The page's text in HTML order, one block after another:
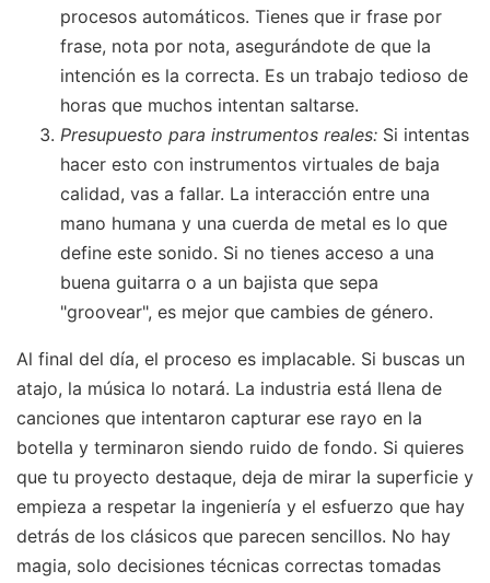
procesos automáticos. Tienes que ir frase por
frase, nota por nota, asegurándote de que la
intención es la correcta. Es un trabajo tedioso de
horas que muchos intentan saltarse.
Presupuesto para instrumentos reales: Si intentas
hacer esto con instrumentos virtuales de baja
calidad, vas a fallar. La interacción entre una
mano humana y una cuerda de metal es lo que
define este sonido. Si no tienes acceso a una
buena guitarra o a un bajista que sepa
"groovear", es mejor que cambies de género.
Al final del día, el proceso es implacable. Si buscas un
atajo, la música lo notará. La industria está llena de
canciones que intentaron capturar ese rayo en la
botella y terminaron siendo ruido de fondo. Si quieres
que tu proyecto destaque, deja de mirar la superficie y
empieza a respetar la ingeniería y el esfuerzo que hay
detrás de los clásicos que parecen sencillos. No hay
magia, solo decisiones técnicas correctas tomadas